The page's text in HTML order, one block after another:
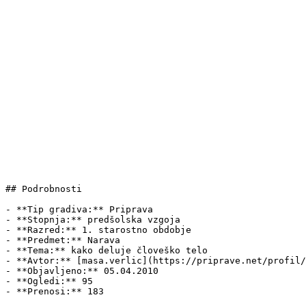
## Podrobnosti
- **Tip gradiva:** Priprava
- **Stopnja:** predšolska vzgoja
- **Razred:** 1. starostno obdobje
- **Predmet:** Narava
- **Tema:** kako deluje človeško telo
- **Avtor:** [masa.verlic](https://priprave.net/profil/
- **Objavljeno:** 05.04.2010
- **Ogledi:** 95
- **Prenosi:** 183